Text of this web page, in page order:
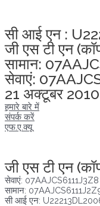
सी आई एन :
जी एस टी एन
सामान:
सेवाएं:
21 अक्टूबर
हमारे बारे में
संपर्क करें
एफ.ए.क्यू
जी एस टी एन
सेवाएं: 07AAJCS6111J3Z8
सामान:
सी आई एन: